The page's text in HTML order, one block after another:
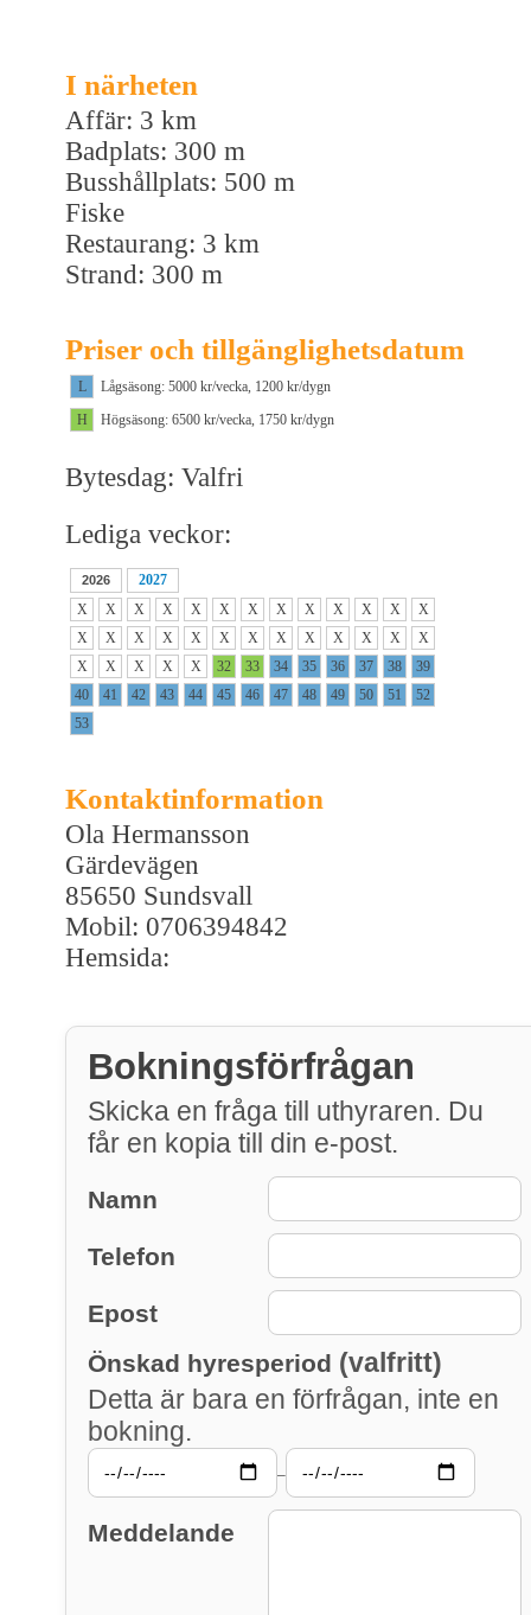
I närheten
Affär: 3 km
Badplats: 300 m
Busshållplats: 500 m
Fiske
Restaurang: 3 km
Strand: 300 m
Priser och tillgänglighetsdatum
L
Lågsäsong: 5000 kr/vecka, 1200 kr/dygn
H
Högsäsong: 6500 kr/vecka, 1750 kr/dygn
Bytesdag: Valfri
Lediga veckor:
2026
2027
X
X X X X X X X X X X X
X
X
X X X X X X X X X X X
X
X
X X X X 32 33 34 35 36 37 38
39
40
41 42 43 44 45 46 47 48 49 50 51
52
53
Kontaktinformation
Ola Hermansson
Gärdevägen
85650 Sundsvall
Mobil: 0706394842
Hemsida:
Bokningsförfrågan
Skicka en fråga till uthyraren. Du
får en kopia till din e-post.
Namn
Telefon
Epost
Önskad hyresperiod (valfritt)
Detta är bara en förfrågan, inte en
bokning.
–
Meddelande